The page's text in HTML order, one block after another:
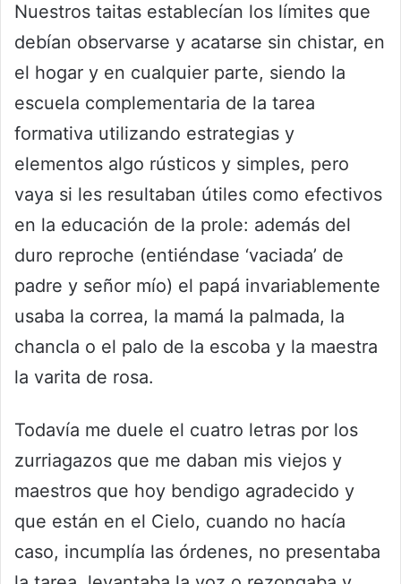
Nuestros taitas establecían los límites que
debían observarse y acatarse sin chistar, en
el hogar y en cualquier parte, siendo la
escuela complementaria de la tarea
formativa utilizando estrategias y
elementos algo rústicos y simples, pero
vaya si les resultaban útiles como efectivos
en la educación de la prole: además del
duro reproche (entiéndase ‘vaciada’ de
padre y señor mío) el papá invariablemente
usaba la correa, la mamá la palmada, la
chancla o el palo de la escoba y la maestra
la varita de rosa.
Todavía me duele el cuatro letras por los
zurriagazos que me daban mis viejos y
maestros que hoy bendigo agradecido y
que están en el Cielo, cuando no hacía
caso, incumplía las órdenes, no presentaba